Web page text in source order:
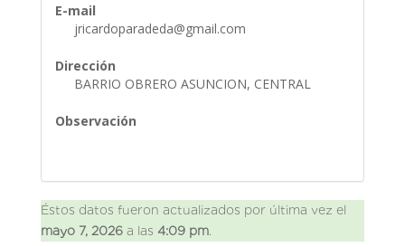
E-mail
jricardoparadeda@gmail.com
Dirección
BARRIO OBRERO ASUNCION, CENTRAL
Observación
Éstos datos fueron actualizados por última vez el
mayo 7, 2026a las 4:09 pm.